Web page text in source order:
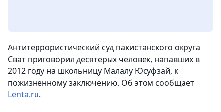
Антитеррористический суд пакистанского округа
Сват приговорил десятерых человек, напавших в
2012 году на школьницу Малалу Юсуфзай, к
пожизненному заключению. Об этом сообщает
Lenta.ru.